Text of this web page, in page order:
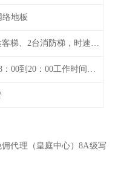
络地板
代理（皇庭中心）8A级写